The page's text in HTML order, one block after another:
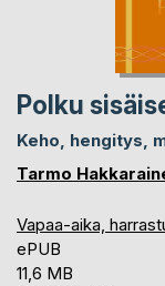
Polku
Keho, hengitys,
Tarmo
Vapaa-aika,
ePUB
11,6 MB